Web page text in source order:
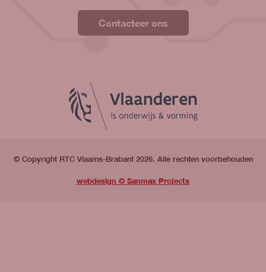
Contacteer ons
© Copyright RTC Vlaams-Brabant 2026. Alle rechten voorbehouden
webdesign © Sanmax Projects